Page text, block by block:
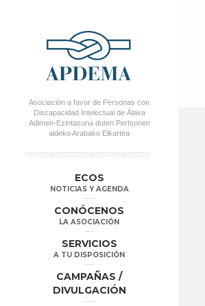
Asociación a favor de Personas con
Discapacidad Intelectual de Álava
Adimen-Ezintasuna duten Pertsonen
aldeko Arabako Elkartea
contenido
contenido
ECOS
NOTICIAS Y AGENDA
CONÓCENOS
LA ASOCIACIÓN
SERVICIOS
A TU DISPOSICIÓN
CAMPAÑAS /
DIVULGACIÓN